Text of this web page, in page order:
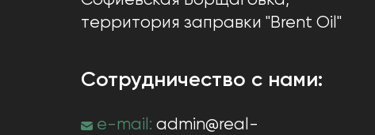
территория заправки "Brent Oil"
Сотрудничество с нами:
e-mail: admin@real-